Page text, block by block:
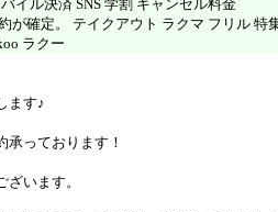
イル決済 SNS 学割 キャンセル料金
が確定。 テイクアウト ラクマ フリル 特
ラクー
ます♪
承っております！
います。